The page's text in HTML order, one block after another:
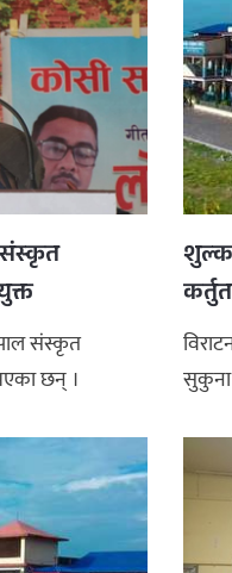
संस्कृत
संस्कृत
छन् ।
शुल्क
कर्तुत
सुकुना